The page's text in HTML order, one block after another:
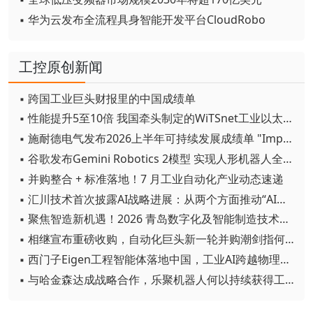
▪ 华为云发布全流程具身智能开发平台CloudRobo
工控原创新闻
▪ 跨国工业巨头财报里的中国成绩单
▪ 性能提升5至10倍 我国牵头制定的WiTSnet工业以太网国际标准正式发布
▪ 施耐德电气发布2026上半年可持续发展成绩单 "Impact 2030"路线图开局稳健
▪ 谷歌发布Gemini Robotics 2模型 实现人形机器人全身智能控制突破
▪ 并购整合 + 标准落地！7 月工业自动化产业动态速递
▪ 汇川技术首次披露AI战略进展：从两个方面推动“AI业务化”落地
▪ 聚焦智造新机遇！2026 青岛数字化及智能制造技术论坛圆满落幕
▪ 相继宣布重磅收购，自动化巨头新一轮并购潮剑指何方？
▪ 西门子Eigen工程智能体落地中国，工业AI跨越物理世界“确定性”拐点
▪ 与哈金森达成战略合作，乐聚机器人何以持续获得工业巨头青睐？